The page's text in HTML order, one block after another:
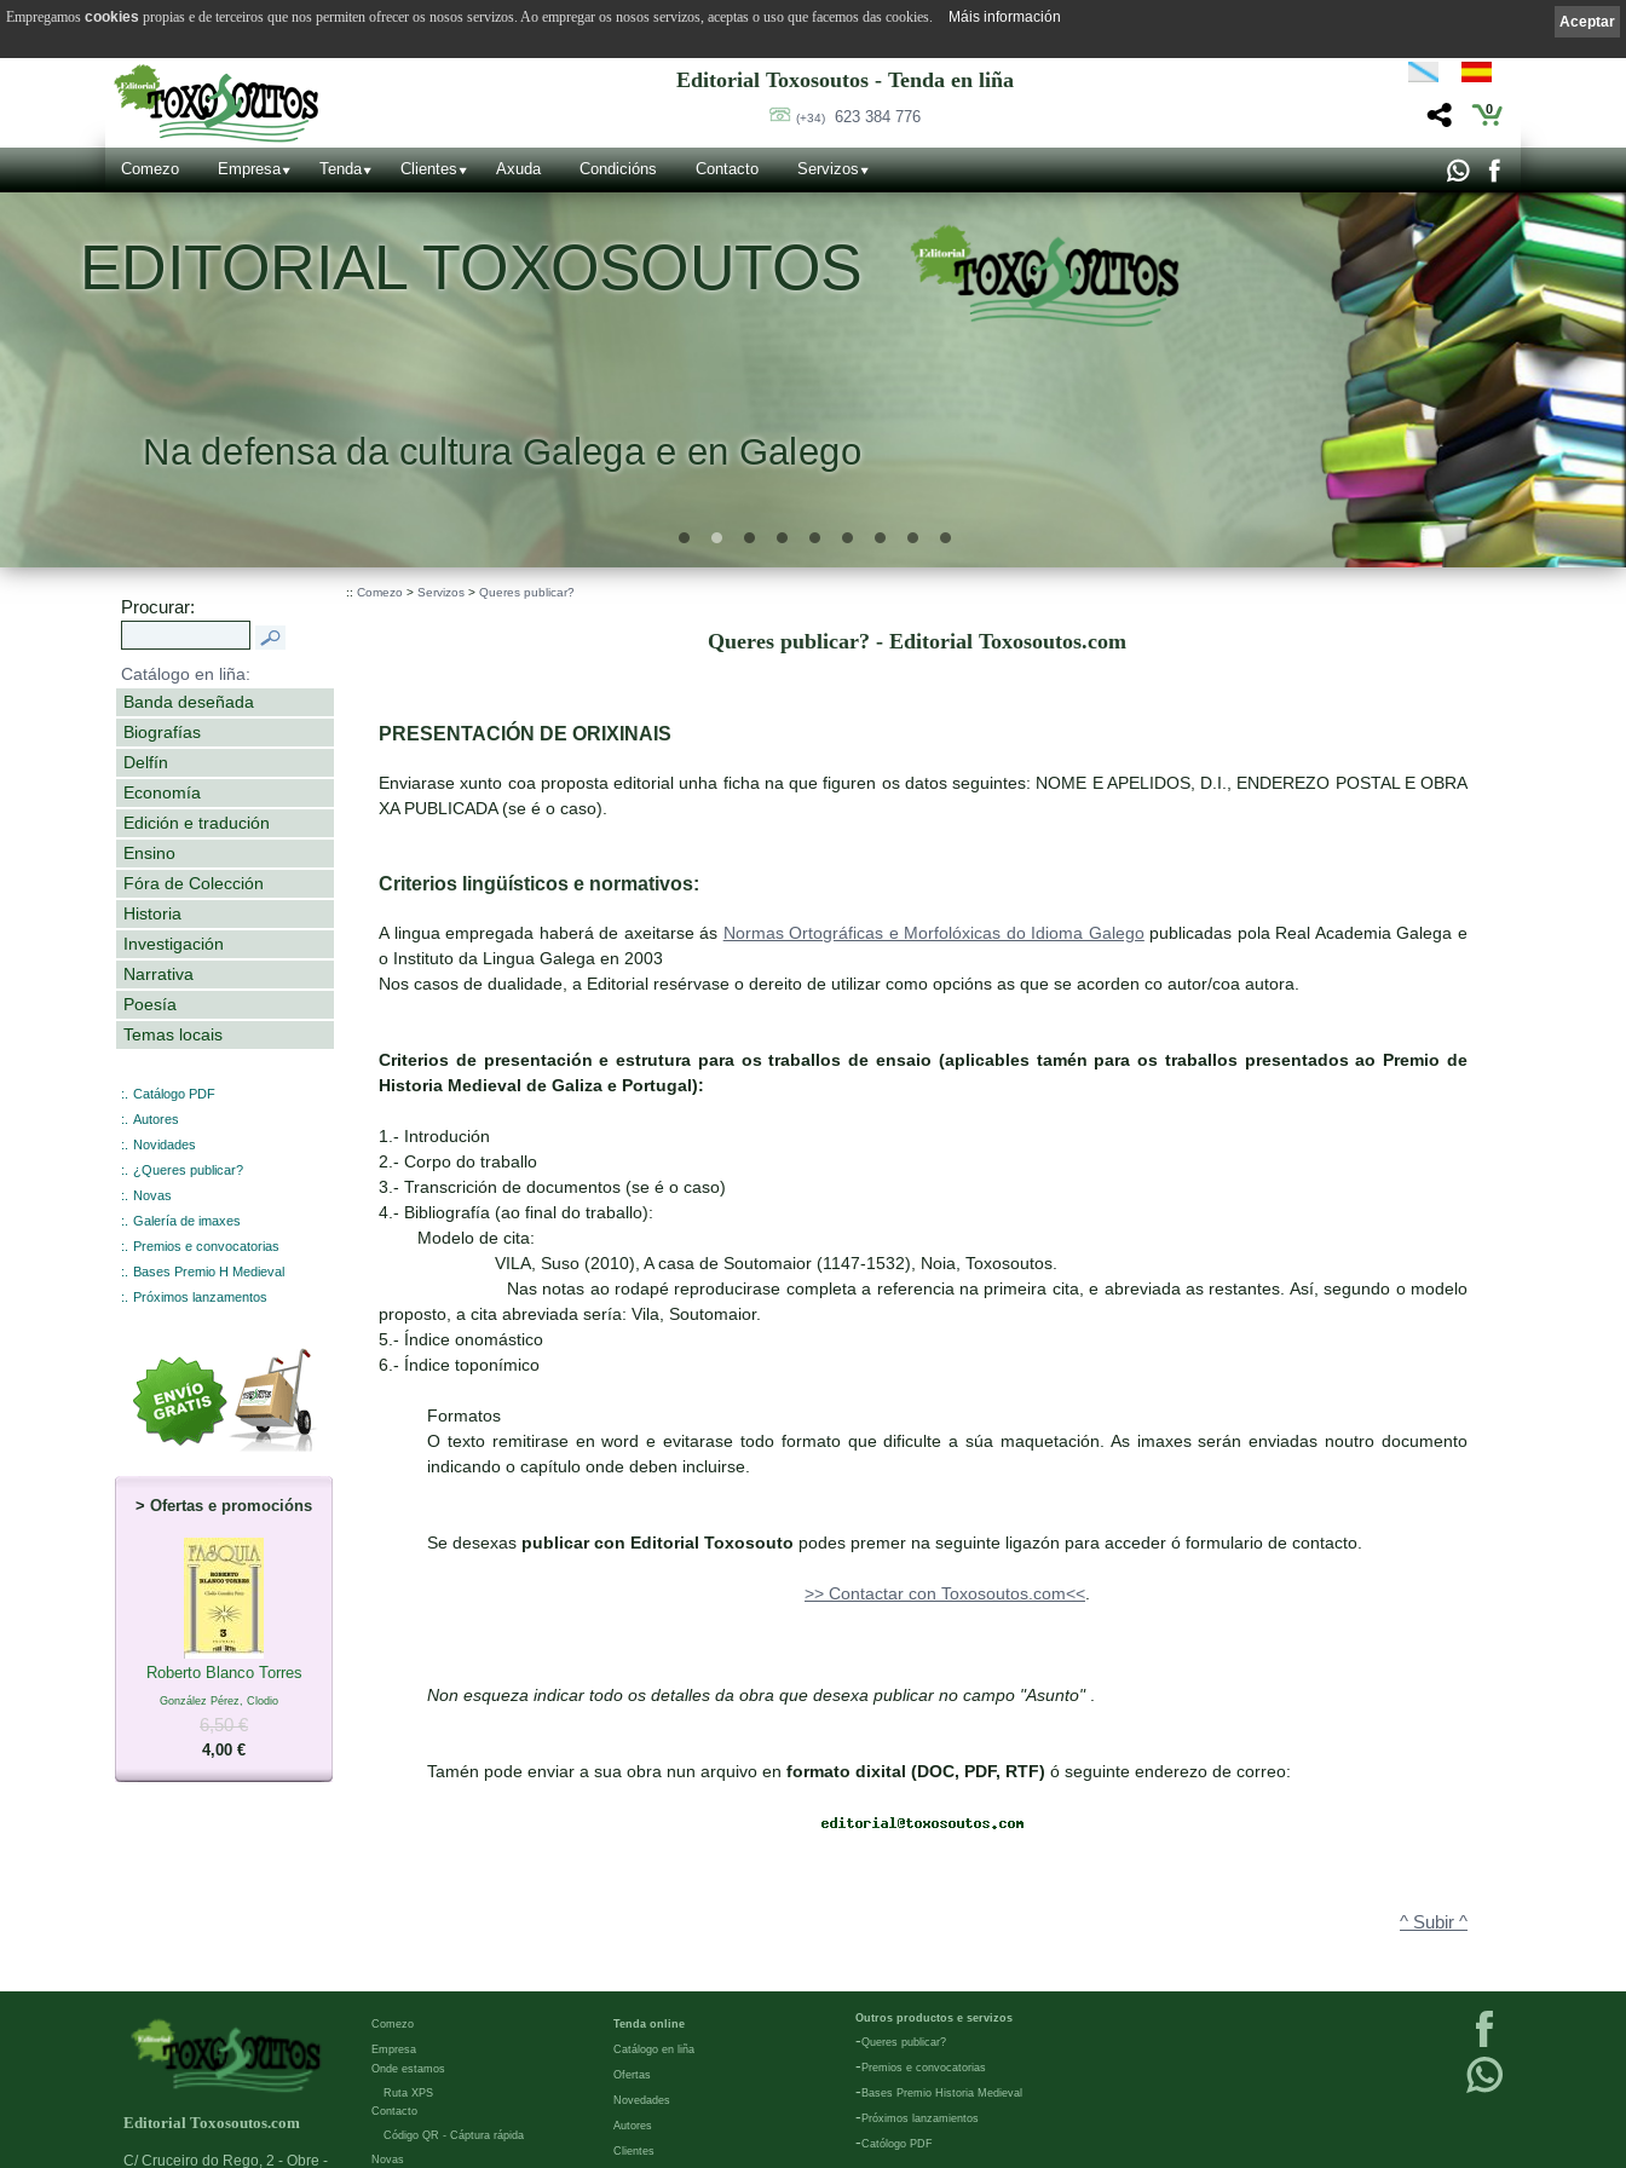
Editorial Toxosoutos - Tenda en liña
(+34) 623 384 776 0
Comezo Empresa Tenda Clientes Axuda Condicións Contacto Servizos
EDITORIAL TOXOSOUTOS
Na defensa da cultura Galega e en Galego
Procurar:
Catálogo en liña:
Banda deseñada
Biografías
Delfín
Economía
Edición e tradución
Ensino
Fóra de Colección
Historia
Investigación
Narrativa
Poesía
Temas locais
:.
Catálogo PDF
:.
Autores
:.
Novidades
:.
¿Queres publicar?
:.
Novas
:.
Galería de imaxes
:.
Premios e convocatorias
:.
Bases Premio H Medieval
:.
Próximos lanzamentos
> Ofertas e promocións
Roberto Blanco Torres
González Pérez, Clodio
6,50 €
4,00 €
:: Comezo > Servizos > Queres publicar?
Queres publicar? - Editorial Toxosoutos.com
PRESENTACIÓN DE ORIXINAIS
Enviarase xunto coa proposta editorial unha ficha na que figuren os datos seguintes: NOME E APELIDOS, D.I., ENDEREZO POSTAL E OBRA
XA PUBLICADA (se é o caso).
Criterios lingüísticos e normativos:
A lingua empregada haberá de axeitarse ás Normas Ortográficas e Morfolóxicas do Idioma Galegopublicadas pola Real Academia Galega e
o Instituto da Lingua Galega en 2003
Nos casos de dualidade, a Editorial resérvase o dereito de utilizar como opcións as que se acorden co autor/coa autora.
Criterios de presentación e estrutura para os traballos de ensaio (aplicables tamén para os traballos presentados ao Premio de
Historia Medieval de Galiza e Portugal):
1.- Introdución
2.- Corpo do traballo
3.- Transcrición de documentos (se é o caso)
4.- Bibliografía (ao final do traballo):
Modelo de cita:
VILA, Suso (2010), A casa de Soutomaior (1147-1532), Noia, Toxosoutos.
Nas notas ao rodapé reproducirase completa a referencia na primeira cita, e abreviada as restantes. Así, segundo o modelo
proposto, a cita abreviada sería: Vila, Soutomaior.
5.- Índice onomástico
6.- Índice toponímico
Formatos
O texto remitirase en word e evitarase todo formato que dificulte a súa maquetación. As imaxes serán enviadas noutro documento
indicando o capítulo onde deben incluirse.
Se desexas publicar con Editorial Toxosouto podes premer na seguinte ligazón para acceder ó formulario de contacto.
>> Contactar con Toxosoutos.com<<
Non esqueza indicar todo os detalles da obra que desexa publicar no campo "Asunto"
Tamén pode enviar a sua obra nun arquivo en formato dixital (DOC, PDF, RTF) ó seguinte enderezo de correo:
^ Subir ^
Editorial Toxosoutos.com
C/ Cruceiro do Rego, 2 - Obre -
Comezo
Empresa
Onde estamos
Ruta XPS
Contacto
Código QR - Cáptura rápida
Novas
Tenda online
Catálogo en liña
Ofertas
Novedades
Autores
Clientes
Outros productos e servizos
-Queres publicar?
- Premios e convocatorias
- Bases Premio Historia Medieval
- Próximos lanzamientos
-Católogo PDF
Aceptar
Empregamos cookies propias e de terceiros que nos permiten ofrecer os nosos servizos. Ao empregar os nosos servizos, aceptas o uso que facemos das cookies. Máis información